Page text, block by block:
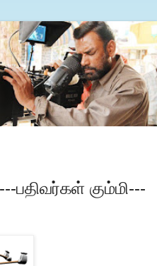
பதிவர்கள் கும்மி---